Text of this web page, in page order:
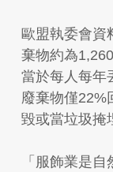
歐盟執委會資
棄物約為
當於每人每年
廢棄物僅22%
毀或當垃圾掩
「服飾業是